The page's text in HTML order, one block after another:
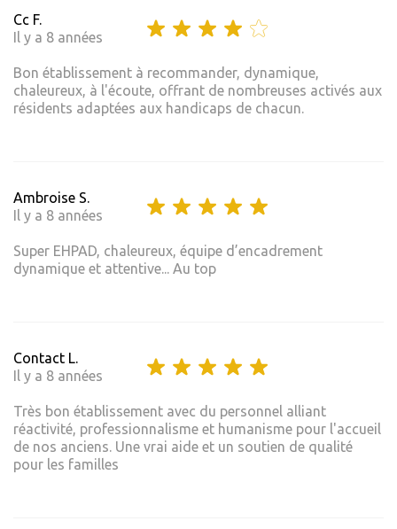
Cc F.
Il y a 8 années
Bon établissement à recommander, dynamique,
chaleureux, à l'écoute, offrant de nombreuses activés aux
résidents adaptées aux handicaps de chacun.
Ambroise S.
Il y a 8 années
Super EHPAD, chaleureux, équipe d’encadrement
dynamique et attentive... Au top
Contact L.
Il y a 8 années
Très bon établissement avec du personnel alliant
réactivité, professionnalisme et humanisme pour l'accueil
de nos anciens. Une vrai aide et un soutien de qualité
pour les familles